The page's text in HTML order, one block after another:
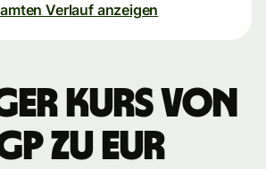
Verlauf anzeigen
Kurs von
zu EUR